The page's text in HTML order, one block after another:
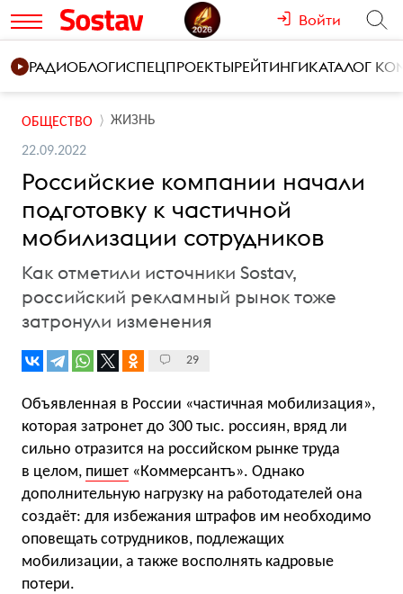
Войти
РАДИОБЛОГИСПЕЦПРОЕКТЫРЕЙТИНГИКАТАЛОГ
ОБЩЕСТВО ЖИЗНЬ
22.09.2022
Российские компании начали
подготовку к частичной
мобилизации сотрудников
Как отметили источники Sostav,
российский рекламный рынок тоже
затронули изменения
29
Объявленная в России «частичная мобилизация»,
которая затронет до 300 тыс. россиян, вряд ли
сильно отразится на российском рынке труда
в целом, пишет «Коммерсантъ». Однако
дополнительную нагрузку на работодателей она
создаёт: для избежания штрафов им необходимо
оповещать сотрудников, подлежащих
мобилизации, а также восполнять кадровые
потери.